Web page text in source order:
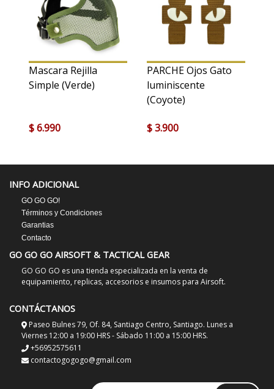
Mascara Rejilla
Simple (Verde)
$ 6.990
PARCHE Ojos Gato
luminiscente
(Coyote)
$ 3.900
INFO ADICIONAL
GO GO GO!
Términos y Condiciones
Garantias
Contacto
GO GO GO AIRSOFT & TACTICAL GEAR
GO GO GO es una tienda especializada en la venta de
equipamiento, replicas, accesorios e insumos para Airsoft.
CONTÁCTANOS
Paseo Bulnes 79, Of. 84, Santiago Centro, Santiago. Lunes a
Viernes 12:00 a 19:00 HRS - Sábado 11:00 a 15:00 HRS.
+56952575611
contactogogogo@gmail.com